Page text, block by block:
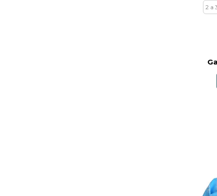
2 a